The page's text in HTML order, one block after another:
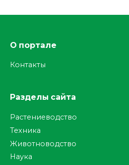
О портале
Контакты
Разделы сайта
Растениеводство
Техника
Животноводство
Наука